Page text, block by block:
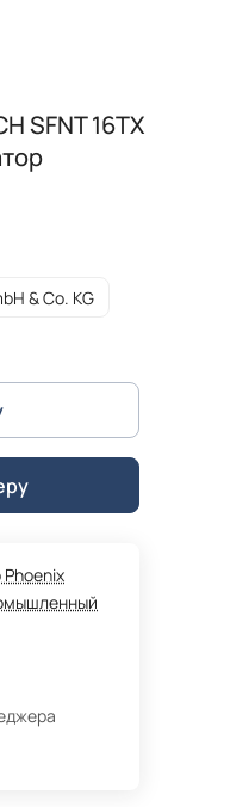
SFNT 16TX
& Co. KG